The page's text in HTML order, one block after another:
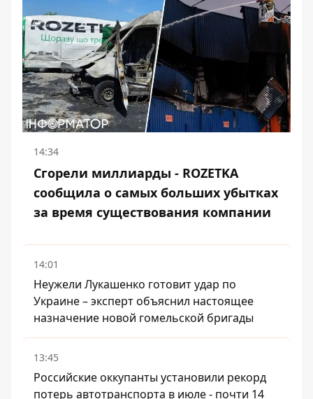
14:34
Сгорели миллиарды - ROZETKA
сообщила о самых больших убытках
за время существования компании
14:01
Неужели Лукашенко готовит удар по
Украине – эксперт объяснил настоящее
назначение новой гомельской бригады
13:45
Российские оккупанты установили рекорд
потерь автотранспорта в июле - почти 14